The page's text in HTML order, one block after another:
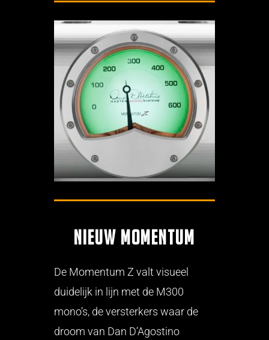
Nieuw Momentum
De Momentum Z valt visueel
duidelijk in lijn met de M300
mono’s, de versterkers waar de
droom van Dan D’Agostino